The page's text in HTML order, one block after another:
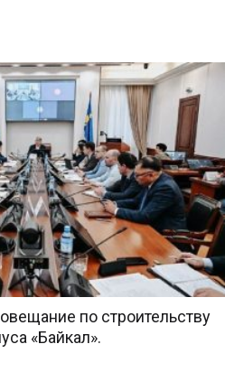
по строительству
«Байкал».